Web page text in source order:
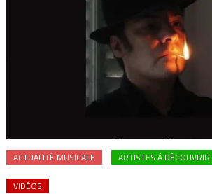
ACTUALITÉ MUSICALE ARTISTES À DÉCOUVRIR
VIDÉOS